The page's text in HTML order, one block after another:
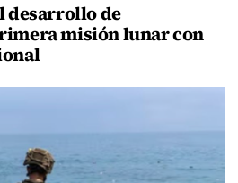
desarrollo de
misión lunar con